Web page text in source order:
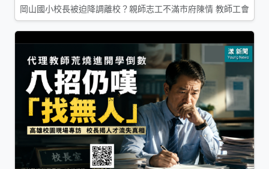
岡山國小校長被迫降調離校？親師志工不滿市府陳情 教師工會槓